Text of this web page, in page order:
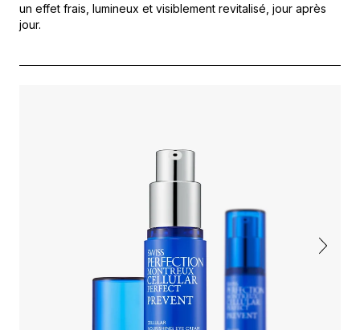
un effet frais, lumineux et visiblement revitalisé, jour après
jour.